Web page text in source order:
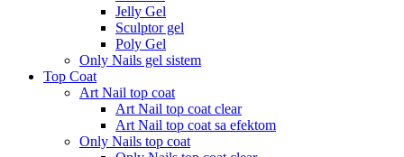
Jelly Gel
Sculptor gel
Poly Gel
Only Nails gel sistem
Top Coat
Art Nail top coat
Art Nail top coat clear
Art Nail top coat sa efektom
Only Nails top coat